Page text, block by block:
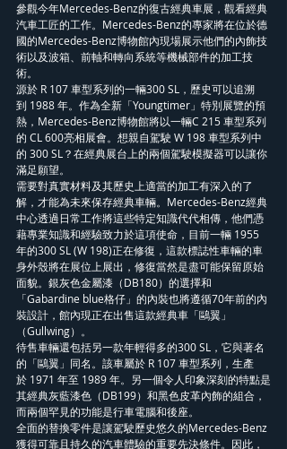
參觀今年Mercedes-Benz的復古經典車展，觀看經典
汽車工匠的工作。Mercedes-Benz的專家將在位於德
國的Mercedes-Benz博物館內現場展示他們的內飾技
術以及波箱、前軸和轉向系統等機械部件的加工技
術。
源於 R 107 車型系列的一輛300 SL，歷史可以追溯
到 1988 年。作為全新「Youngtimer」特別展覽的預
熱，Mercedes-Benz博物館將以一輛C 215 車型系列
的 CL 600亮相展會。想親自駕駛 W 198 車型系列中
的 300 SL？在經典展台上的兩個駕駛模擬器可以讓你
滿足願望。
需要對真實材料及其歷史上適當的加工有深入的了
解，才能為未來保存經典車輛。Mercedes-Benz經典
中心透過日常工作將這些特定知識代代相傳，他們憑
藉專業知識和經驗致力於這項使命，目前一輛 1955
年的300 SL (W 198)正在修復，這款標誌性車輛的車
身外殼將在展位上展出，修復當然是盡可能保留原始
面貌。銀灰色金屬漆（DB180）的選擇和
「Gabardine blue格仔」的內裝也將遵循70年前的內
裝設計，館內現正在出售這款經典車「鷗翼」
（Gullwing）。
待售車輛還包括另一款年輕得多的300 SL，它與著名
的「鷗翼」同名。該車屬於 R 107 車型系列，生產
於 1971 年至 1989 年。另一個令人印象深刻的特點是
其經典灰藍漆色（DB199）和黑色皮革內飾的組合，
而兩個罕見的功能是行車電腦和後座。
全面的替換零件是讓駕駛歷史悠久的Mercedes-Benz
獲得可靠且持久的汽車體驗的重要先決條件。因此，